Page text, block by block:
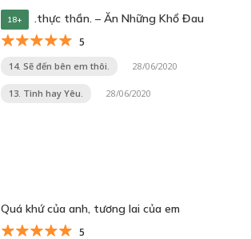
18+ .thực thần. – Ăn Những Khổ Đau
5
14. Sẽ đến bên em thôi. 28/06/2020
13. Tình hay Yêu. 28/06/2020
Quá khứ của anh, tương lai của em
5